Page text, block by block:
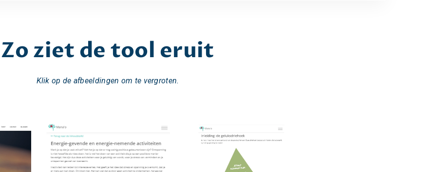
Zo ziet de tool eruit
Klik op de afbeeldingen om te vergroten.